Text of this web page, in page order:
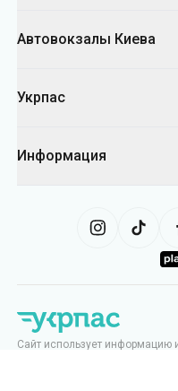
Автовокзалы Киева
Укрпас
Информация
Сайт использует информацию